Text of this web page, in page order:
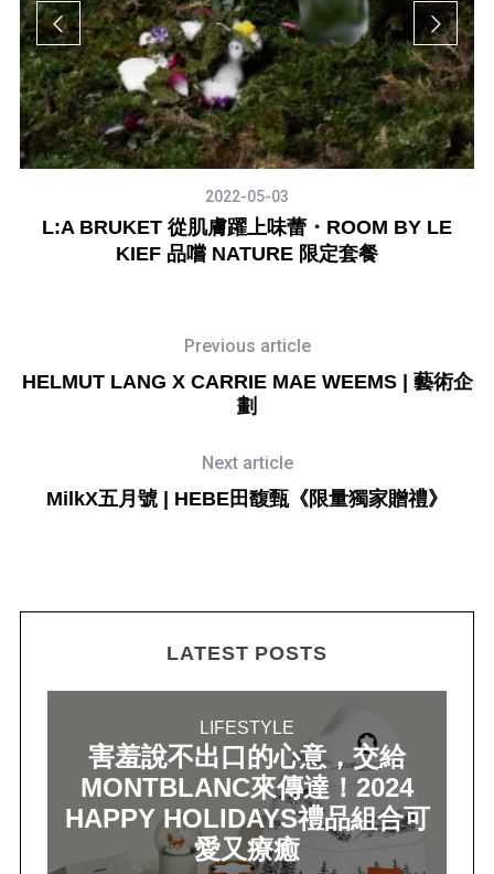
2022-05-03
L:A BRUKET 從肌膚躍上味蕾・ROOM BY LE
KIEF 品嚐 NATURE 限定套餐
Previous article
HELMUT LANG X CARRIE MAE WEEMS | 藝術企
劃
Next article
MilkX五月號 | HEBE田馥甄《限量獨家贈禮》
LATEST POSTS
LIFESTYLE
害羞說不出口的心意，交給
MONTBLANC來傳達！2024
HAPPY HOLIDAYS禮品組合可
愛又療癒